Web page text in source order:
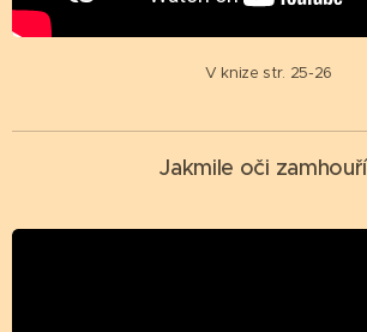
V knize str. 25-26
Jakmile oči